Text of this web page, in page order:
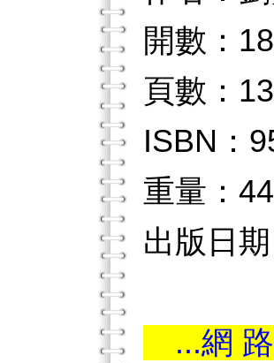
開數：18
頁數：
ISBN：
重量：
出版日
...網